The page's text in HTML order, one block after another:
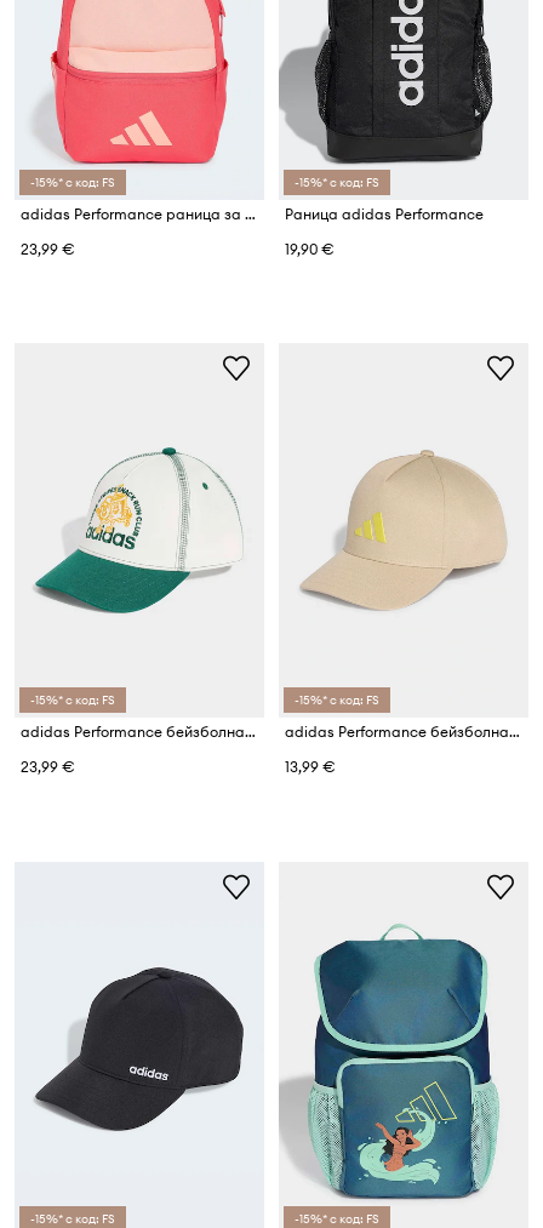
-15%* с код: FS
adidas Performance раница за деца
23,99 €
-15%* с код: FS
Раница adidas Performance
19,90 €
-15%* с код: FS
adidas Performance бейзболна шапка за деца от памук
23,99 €
-15%* с код: FS
adidas Performance бейзболна шапка за деца от памук
13,99 €
-15%* с код: FS -15%* с код: FS